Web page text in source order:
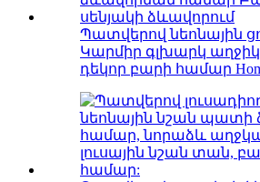
Պատվերով նեոնային
Կարմիր գլխարկ
դեկոր բարի համար